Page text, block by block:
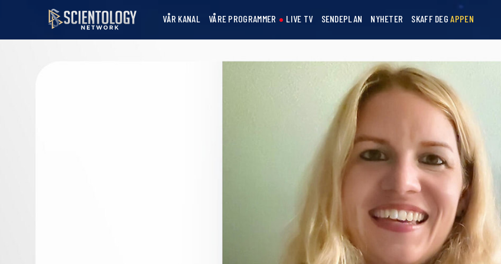
VÅR KANAL VÅRE PROGRAMMER LIVE TV SENDEPLAN NYHETER SKAFF DEGAPPEN